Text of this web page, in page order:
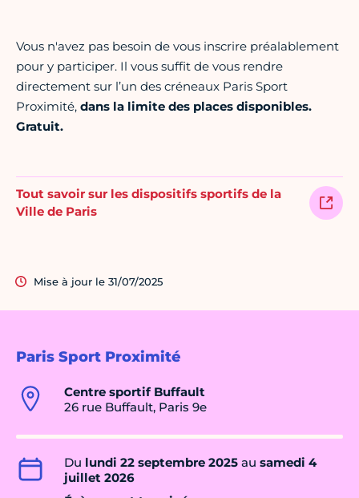
Paris Sport Proximité
Centre sportif Buffault
26 rue Buffault, Paris 9e
Du lundi 22 septembre 2025 au samedi 4
juillet 2026
Vous n'avez pas besoin de vous inscrire préalablement
pour y participer. Il vous suffit de vous rendre
directement sur l’un des créneaux Paris Sport
Proximité, dans la limite des places disponibles.
Gratuit.
Tout savoir sur les dispositifs sportifs de la
Ville de Paris
Mise à jour le 31/07/2025